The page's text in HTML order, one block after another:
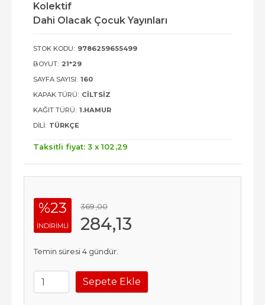
Kolektif
Dahi Olacak Çocuk Yayınları
STOK KODU: 9786259655499
BOYUT: 21*29
SAYFA SAYISI: 160
KAPAK TÜRÜ: CILTSIZ
KAĞIT TÜRÜ: 1.HAMUR
DILI: TÜRKÇE
Taksitli fiyat: 3 x 102 ,29
%23
INDIRIMLI
369,00
284,13
Temin süresi 4 gündür.
Sepete Ekle